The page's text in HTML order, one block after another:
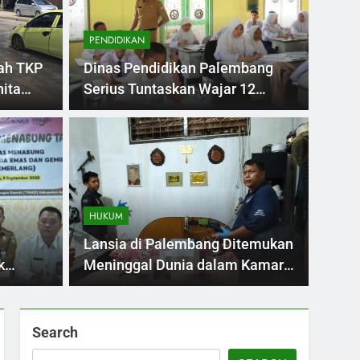
Begal Bersenjata
Guru Honorer
kembali diuji menyusul aksi begal bersenjata
TKP
PENDIDIKAN
Dinas Pendidikan Palembang
Serius Tuntaskan Wajar 12
Tahun Pada Tahun 2025
HUKUM
Lansia di Palembang Ditemukan
Meninggal Dunia dalam Kamar,
Diduga Sakit
Search